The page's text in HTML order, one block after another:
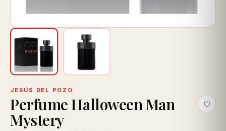
JESÚS DEL POZO
Perfume Halloween Man
Mystery